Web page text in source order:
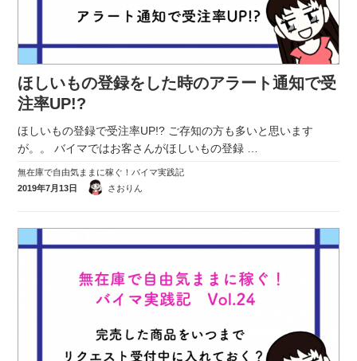
バイマの疑問に現役パーソナルショッパーが答えてみた
バイマ活動の疑問に売れっ子現役バイヤーが答えてみた
実録！海外ショップで買ってみた！
パーソナルショッパー指南書
ほしいもの登録をした時のアラート通知で受
注率UP!?
ほしいもの登録で受注率UP!? ご存知の方も多いと思います
が。。 バイマではお客さんがほしいもの登録 …
無在庫で自由気ままに稼ぐ！バイマ実践記
2019年7月13日
さおりん